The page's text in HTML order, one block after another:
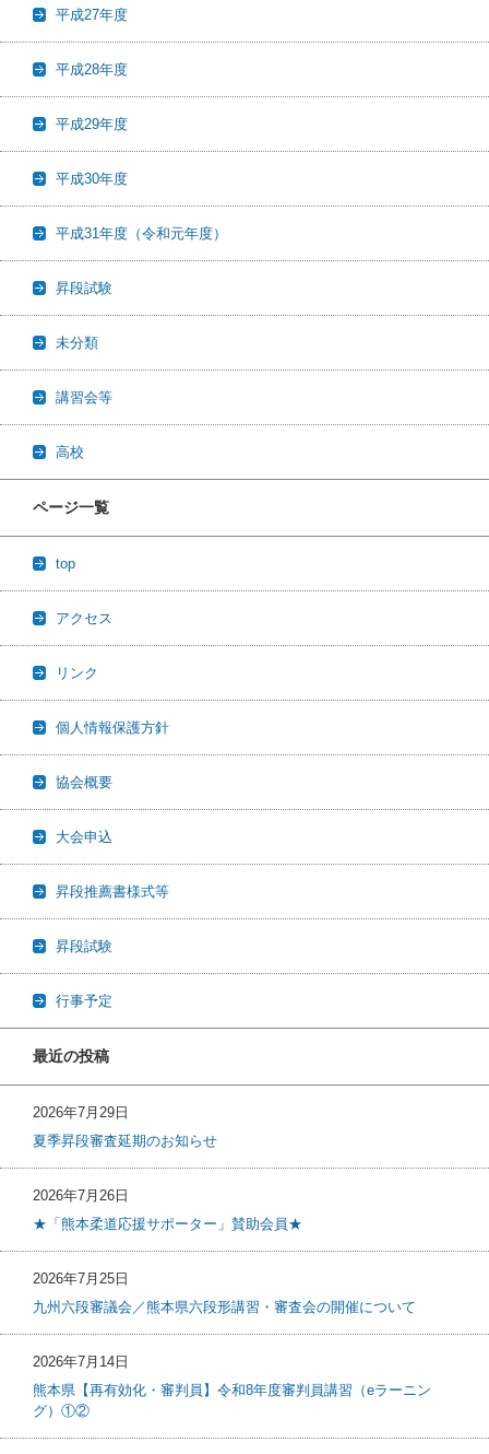
平成27年度
平成28年度
平成29年度
平成30年度
平成31年度（令和元年度）
昇段試験
未分類
講習会等
高校
ページ一覧
top
アクセス
リンク
個人情報保護方針
協会概要
大会申込
昇段推薦書様式等
昇段試験
行事予定
最近の投稿
2026年7月29日
夏季昇段審査延期のお知らせ
2026年7月26日
★「熊本柔道応援サポーター」賛助会員★
2026年7月25日
九州六段審議会／熊本県六段形講習・審査会の開催について
2026年7月14日
熊本県【再有効化・審判員】令和8年度審判員講習（eラーニン
グ）①②